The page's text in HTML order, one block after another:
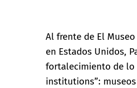
Al frente de El
en Estados Unidos,
fortalecimiento de lo
institutions”: